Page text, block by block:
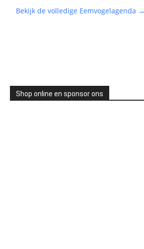
Bekijk de volledige Eemvogelagenda →
Shop online en sponsor ons